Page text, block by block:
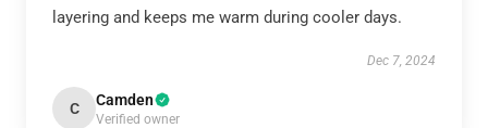
layering and keeps me warm during cooler days.
Dec 7, 2024
C Camden
Verified owner